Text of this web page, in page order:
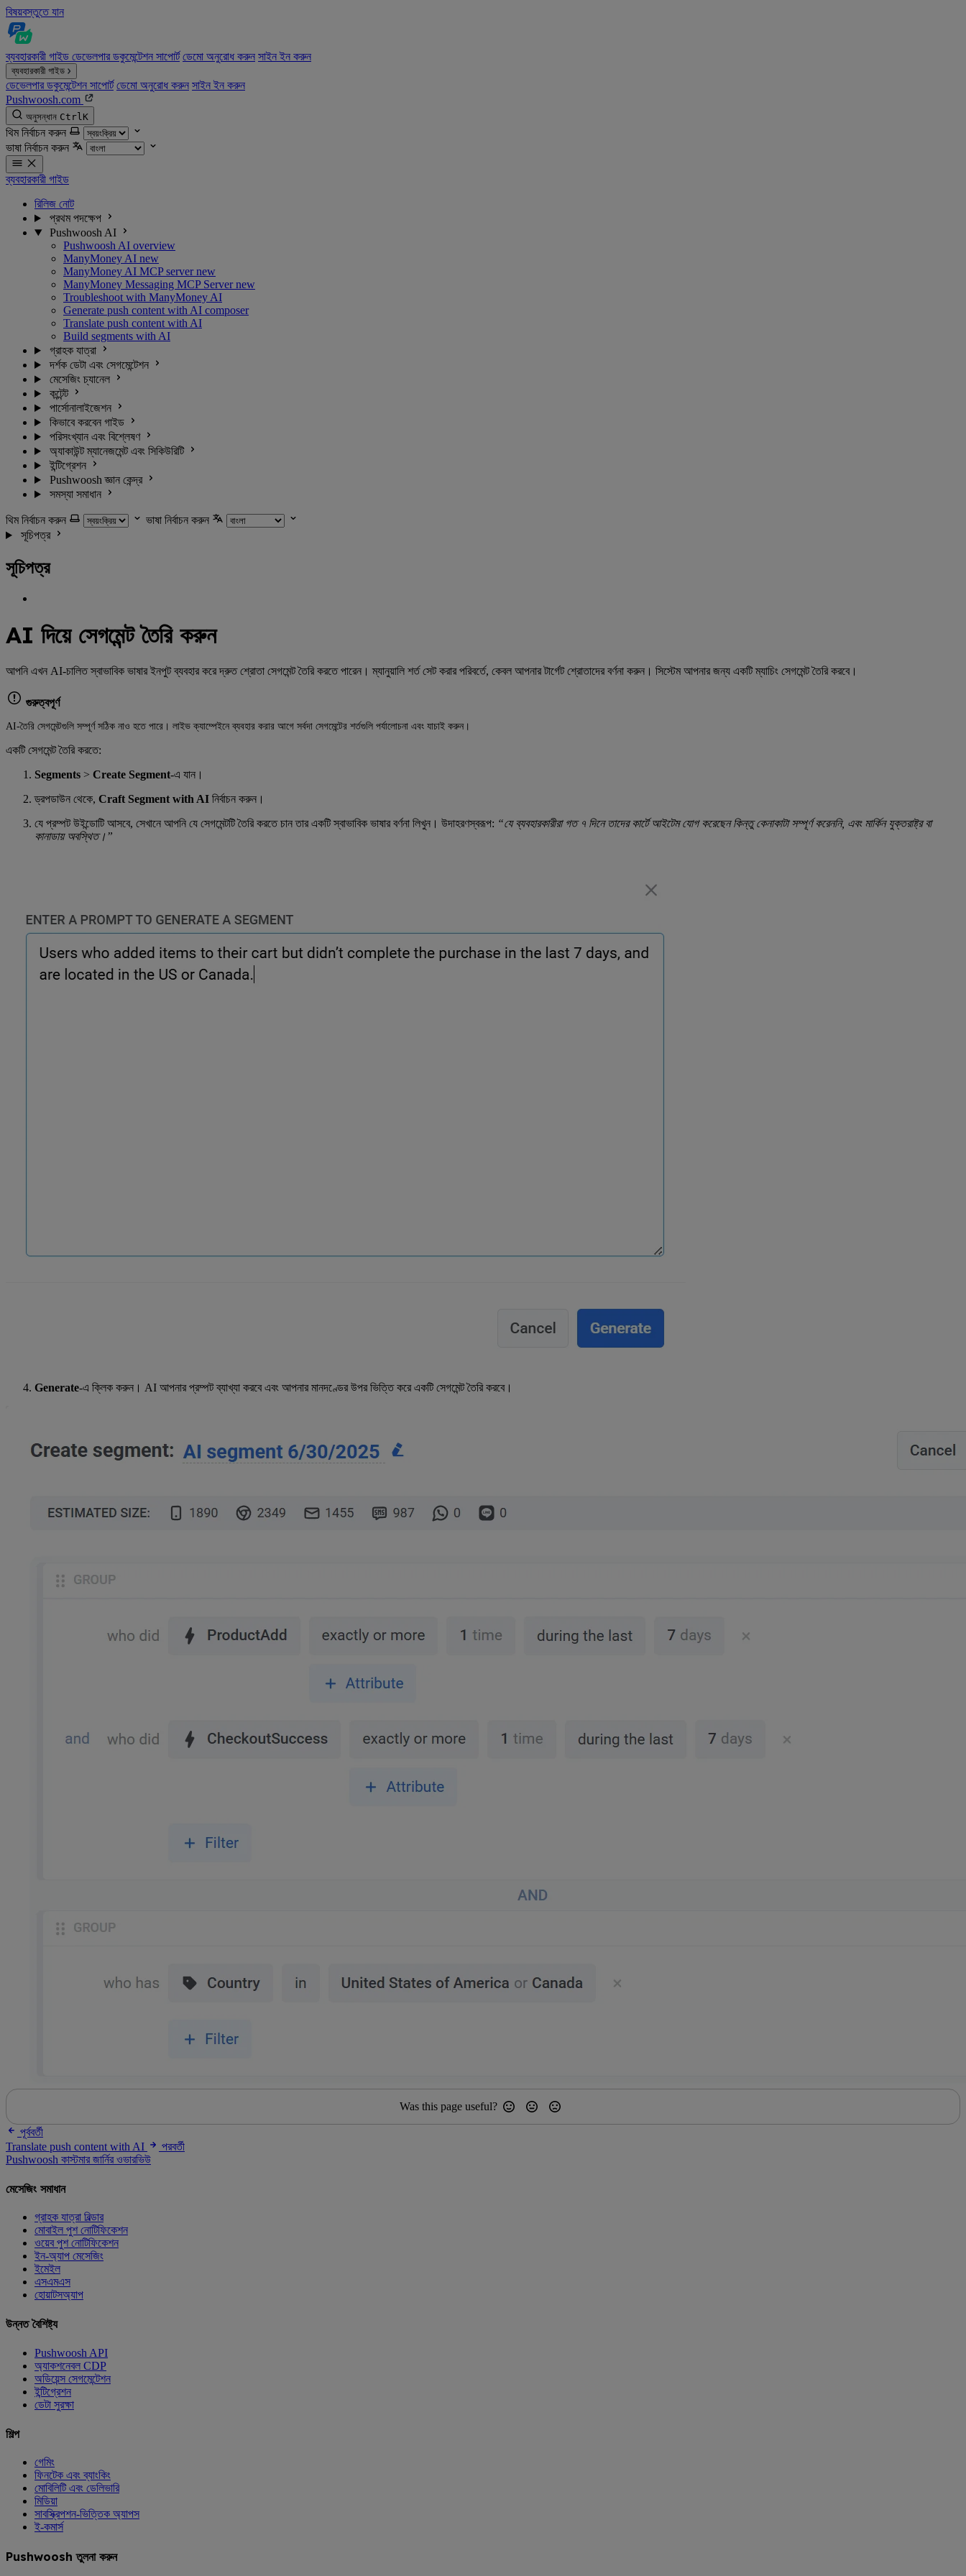
বিষয়বস্তুতে যান
ব্যবহারকারী গাইড ডেভেলপার ডকুমেন্টেশন সাপোর্ট ডেমো অনুরোধ করুন সাইন ইন করুন
ব্যবহারকারী গাইড
ডেভেলপার ডকুমেন্টেশন সাপোর্ট ডেমো অনুরোধ করুন সাইন ইন করুন
Pushwoosh.com
অনুসন্ধান CtrlK
থিম নির্বাচন করুন
ভাষা নির্বাচন করুন
ব্যবহারকারী গাইড
রিলিজ নোট
প্রথম পদক্ষেপ
Pushwoosh AI
Pushwoosh AI overview
ManyMoney AI new
ManyMoney AI MCP server new
ManyMoney Messaging MCP Server new
Troubleshoot with ManyMoney AI
Generate push content with AI composer
Translate push content with AI
Build segments with AI
গ্রাহক যাত্রা
দর্শক ডেটা এবং সেগমেন্টেশন
মেসেজিং চ্যানেল
কন্টেন্ট
পার্সোনালাইজেশন
কিভাবে করবেন গাইড
পরিসংখ্যান এবং বিশ্লেষণ
অ্যাকাউন্ট ম্যানেজমেন্ট এবং সিকিউরিটি
ইন্টিগ্রেশন
Pushwoosh জ্ঞান কেন্দ্র
সমস্যা সমাধান
থিম নির্বাচন করুন
ভাষা নির্বাচন করুন
সূচিপত্র
সূচিপত্র
AI দিয়ে সেগমেন্ট তৈরি করুন
আপনি এখন AI-চালিত স্বাভাবিক ভাষার ইনপুট ব্যবহার করে দ্রুত শ্রোতা সেগমেন্ট তৈরি করতে পারেন। ম্যানুয়ালি শর্ত সেট করার পরিবর্তে, কেবল আপনার টার্গেট শ্রোতাদের বর্ণনা করুন। সিস্টেম আপনার জন্য একটি ম্যাচিং সেগমেন্ট তৈরি করবে।
গুরুত্বপূর্ণ
AI-তৈরি সেগমেন্টগুলি সম্পূর্ণ সঠিক নাও হতে পারে। লাইভ ক্যাম্পেইনে ব্যবহার করার আগে সর্বদা সেগমেন্টের শর্তগুলি পর্যালোচনা এবং যাচাই করুন।
একটি সেগমেন্ট তৈরি করতে:
Segments > Create Segment-এ যান।
ড্রপডাউন থেকে, Craft Segment with AI নির্বাচন করুন।
যে প্রম্পট উইন্ডোটি আসবে, সেখানে আপনি যে সেগমেন্টটি তৈরি করতে চান তার একটি স্বাভাবিক ভাষার বর্ণনা লিখুন। উদাহরণস্বরূপ: “যে ব্যবহারকারীরা গত ৭ দিনে তাদের কার্টে আইটেম যোগ করেছেন কিন্তু কেনাকাটা সম্পূর্ণ করেননি, এবং মার্কিন যুক্তরাষ্ট্র বা
কানাডায় অবস্থিত।”
Generate-এ ক্লিক করুন। AI আপনার প্রম্পট ব্যাখ্যা করবে এবং আপনার মানদণ্ডের উপর ভিত্তি করে একটি সেগমেন্ট তৈরি করবে।
Was this page useful?
পূর্ববর্তী
Translate push content with AI
পরবর্তী
Pushwoosh কাস্টমার জার্নির ওভারভিউ
মেসেজিং সমাধান
গ্রাহক যাত্রা বিল্ডার
মোবাইল পুশ নোটিফিকেশন
ওয়েব পুশ নোটিফিকেশন
ইন-অ্যাপ মেসেজিং
ইমেইল
এসএমএস
হোয়াটসঅ্যাপ
উন্নত বৈশিষ্ট্য
Pushwoosh API
অ্যাকশনেবল CDP
অডিয়েন্স সেগমেন্টেশন
ইন্টিগ্রেশন
ডেটা সুরক্ষা
শিল্প
গেমিং
ফিনটেক এবং ব্যাংকিং
মোবিলিটি এবং ডেলিভারি
মিডিয়া
সাবস্ক্রিপশন-ভিত্তিক অ্যাপস
ই-কমার্স
Pushwoosh তুলনা করুন